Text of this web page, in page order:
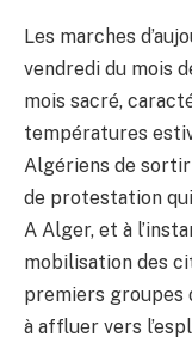
Les marches
vendredi du mois
mois sacré,
températures
Algériens de
de protestation
A Alger, et à
mobilisation des
premiers groupes
à affluer vers